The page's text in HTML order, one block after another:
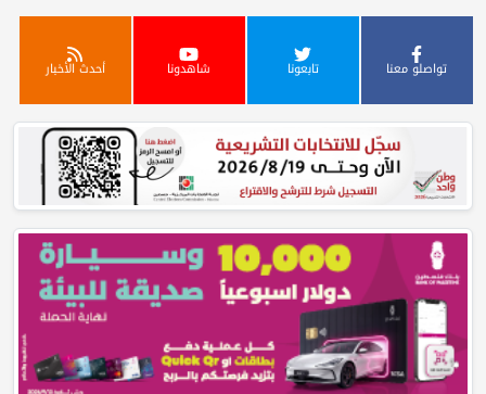
تواصلو معنا تابعونا شاهدونا أحدث الأخبار